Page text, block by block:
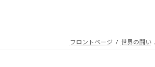
フロントページ 世界の闘い